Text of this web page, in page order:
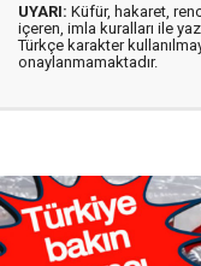
UYARI: Küfür, hakaret,
içeren, imla kuralları ile
Türkçe karakter
onaylanmamaktadır.